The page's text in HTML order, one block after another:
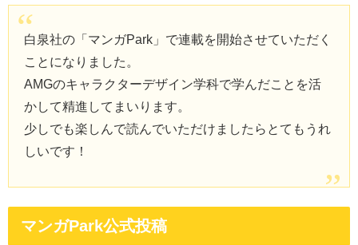
白泉社の「マンガPark」で連載を開始させていただく
ことになりました。
AMGのキャラクターデザイン学科で学んだことを活
かして精進してまいります。
少しでも楽しんで読んでいただけましたらとてもうれ
しいです！
マンガPark公式投稿